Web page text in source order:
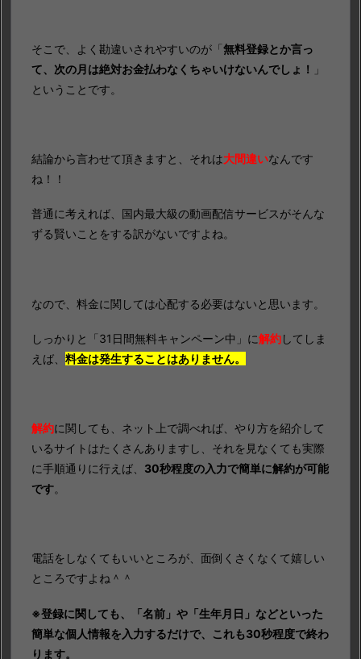
そこで、よく勘違いされやすいのが「無料登録とか言っ
て、次の月は絶対お金払わなくちゃいけないんでしょ！ 」
ということです。
結論から言わせて頂きますと、それは大間違いなんです
ね！！
普通に考えれば、国内最大級の動画配信サービスがそんな
ずる賢いことをする訳がないですよね。
なので、料金に関しては心配する必要はないと思います。
しっかりと「31日間無料キャンペーン中」に解約してしま
えば、 料金は発生することはありません。
解約に関しても、ネット上で調べれば、やり方を紹介して
いるサイトはたくさんありますし、それを見なくても実際
に手順通りに行えば、 30秒程度の入力で簡単に解約が可能
です。
電話をしなくてもいいところが、面倒くさくなくて嬉しい
ところですよね＾＾
※登録に関しても、「名前」や「生年月日」などといった
簡単な個人情報を入力するだけで、これも30秒程度で終わ
ります。